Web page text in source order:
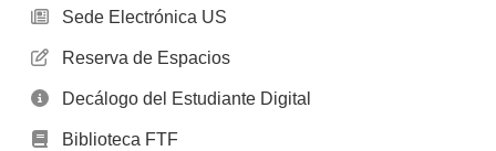
Sede Electrónica US
Reserva de Espacios
Decálogo del Estudiante Digital
Biblioteca FTF